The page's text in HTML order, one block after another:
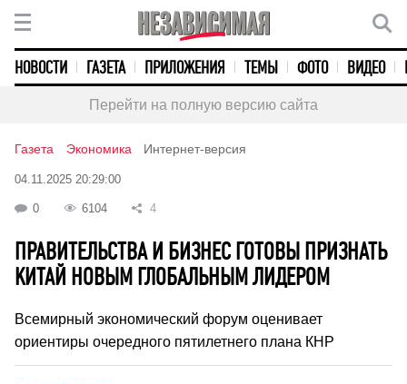
НОВОСТИ ГАЗЕТА ПРИЛОЖЕНИЯ ТЕМЫ ФОТО ВИДЕО
Перейти на полную версию сайта
Газета Экономика Интернет-версия
04.11.2025 20:29:00
0 6104 4
ПРАВИТЕЛЬСТВА И БИЗНЕС ГОТОВЫ ПРИЗНАТЬ
КИТАЙ НОВЫМ ГЛОБАЛЬНЫМ ЛИДЕРОМ
Всемирный экономический форум оценивает
ориентиры очередного пятилетнего плана КНР